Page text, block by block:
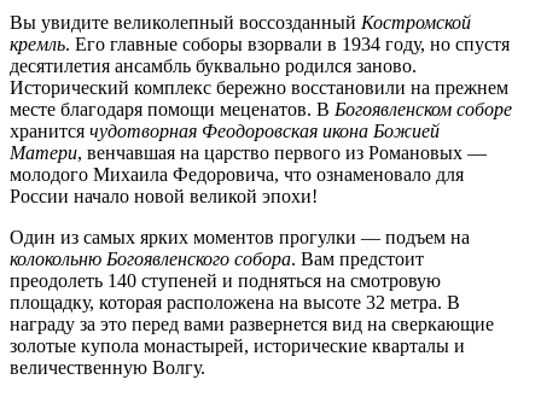
Вы увидите великолепный воссозданный Костромской
кремль. Его главные соборы взорвали в 1934 году, но спустя
десятилетия ансамбль буквально родился заново.
Исторический комплекс бережно восстановили на прежнем
месте благодаря помощи меценатов. В Богоявленском соборе
хранится чудотворная Феодоровская икона Божией
Матери, венчавшая на царство первого из Романовых —
молодого Михаила Федоровича, что ознаменовало для
России начало новой великой эпохи!
Один из самых ярких моментов прогулки — подъем на
колокольню Богоявленского собора. Вам предстоит
преодолеть 140 ступеней и подняться на смотровую
площадку, которая расположена на высоте 32 метра. В
награду за это перед вами развернется вид на сверкающие
золотые купола монастырей, исторические кварталы и
величественную Волгу.